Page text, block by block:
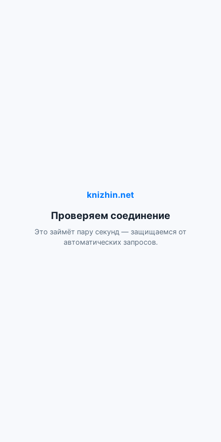
knizhin.net
Проверяем соединение
Это займёт пару секунд — защищаемся от
автоматических запросов.